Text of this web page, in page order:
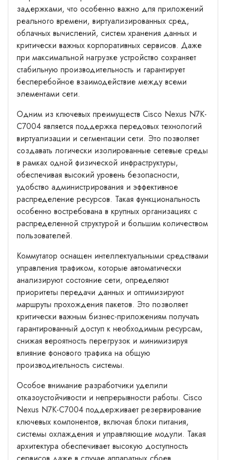
задержками, что особенно важно для приложений
реального времени, виртуализированных сред,
облачных вычислений, систем хранения данных и
критически важных корпоративных сервисов. Даже
при максимальной нагрузке устройство сохраняет
стабильную производительность и гарантирует
бесперебойное взаимодействие между всеми
элементами сети.
Одним из ключевых преимуществ Cisco Nexus N7K-
C7004 является поддержка передовых технологий
виртуализации и сегментации сети. Это позволяет
создавать логически изолированные сетевые среды
в рамках одной физической инфраструктуры,
обеспечивая высокий уровень безопасности,
удобство администрирования и эффективное
распределение ресурсов. Такая функциональность
особенно востребована в крупных организациях с
распределенной структурой и большим количеством
пользователей.
Коммутатор оснащен интеллектуальными средствами
управления трафиком, которые автоматически
анализируют состояние сети, определяют
приоритеты передачи данных и оптимизируют
маршруты прохождения пакетов. Это позволяет
критически важным бизнес-приложениям получать
гарантированный доступ к необходимым ресурсам,
снижая вероятность перегрузок и минимизируя
влияние фонового трафика на общую
производительность системы.
Особое внимание разработчики уделили
отказоустойчивости и непрерывности работы. Cisco
Nexus N7K-C7004 поддерживает резервирование
ключевых компонентов, включая блоки питания,
системы охлаждения и управляющие модули. Такая
архитектура обеспечивает высокую доступность